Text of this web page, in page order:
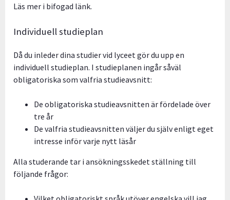
Läs mer i bifogad länk.
Individuell studieplan
Då du inleder dina studier vid lyceet gör du upp en
individuell studieplan. I studieplanen ingår såväl
obligatoriska som valfria studieavsnitt:
De obligatoriska studieavsnitten är fördelade över
tre år
De valfria studieavsnitten väljer du själv enligt eget
intresse inför varje nytt läsår
Alla studerande tar i ansökningsskedet ställning till
följande frågor: